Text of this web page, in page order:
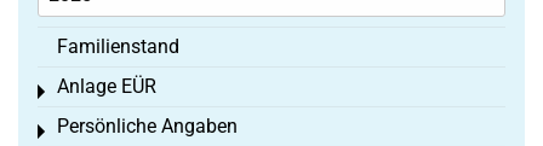
Familienstand
Anlage EÜR
Toggle menu
Persönliche Angaben
Toggle menu